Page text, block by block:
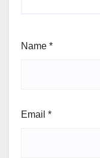
Name *
Email *